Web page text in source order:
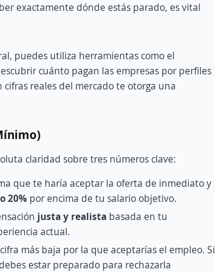
exactamente dónde estás parado, es vital
puedes utiliza herramientas como el
cuánto pagan las empresas por perfiles
reales del mercado te otorga una
claridad sobre tres números clave:
que te haría aceptar la oferta de inmediato y
20% por encima de tu salario objetivo.
justa y realista basada en tu
actual.
más baja por la que aceptarías el empleo. Si
estar preparado para rechazarla